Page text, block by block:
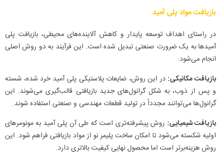
بازیافت مواد پلی آمید
در راستای اهداف توسعه پایدار و کاهش آلاینده‌های محیطی، بازیافت پلی
آمیدها به یک ضرورت صنعتی تبدیل شده است. این فرآیند به دو روش اصلی
انجام می‌شود:
بازیافت مکانیکی: در این روش، ضایعات پلاستیکی پلی آمید خرد شده، شسته
و پس از ذوب، به شکل گرانول‌های جدید بازیافتی قالب‌گیری می‌شوند. این
گرانول‌ها می‌توانند مجدداً در تولید قطعات مهندسی و صنعتی استفاده شوند.
بازیافت شیمیایی: روش پیشرفته‌تری است که طی آن پلی آمید به مونومرهای
اولیه شکسته می‌شود تا امکان ساخت پلیمر نو از مواد بازیافتی فراهم شود. این
روش هزینه‌برتر است اما محصول نهایی کیفیت بالاتری دارد.